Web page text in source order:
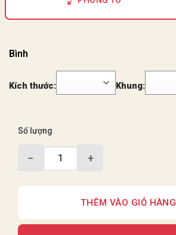
Bình
Kích thước: Khung:
Số lượng
− +
THÊM VÀO GIỎ HÀNG